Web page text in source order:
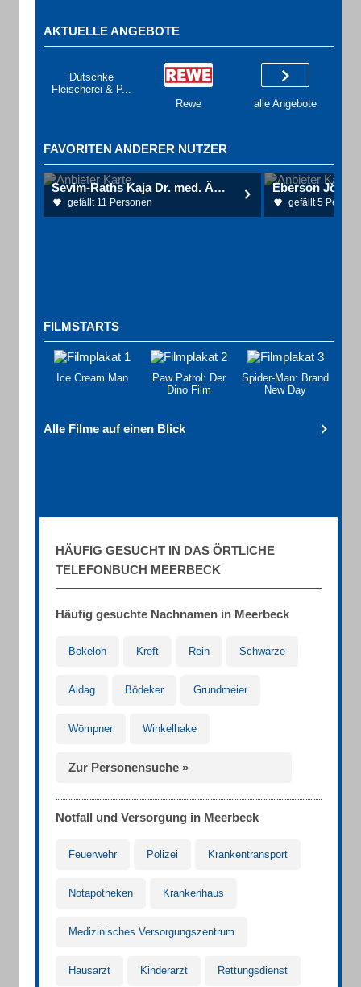
AKTUELLE ANGEBOTE
Dutschke
Fleischerei & P...
Rewe
alle Angebote
FAVORITEN ANDERER NUTZER
Sevim-Raths Kaja Dr. med. Ärztin für Physikalische und Rehabilitative Medizin
gefällt 11 Personen gefällt 5
FILMSTARTS
Ice Cream Man
Paw Patrol: Der
Dino Film
Spider-Man: Brand
New Day
Alle Filme auf einen Blick
HÄUFIG GESUCHT IN DAS ÖRTLICHE
TELEFONBUCH MEERBECK
Häufig gesuchte Nachnamen in Meerbeck
Bokeloh Kreft Rein Schwarze
Aldag Bödeker Grundmeier
Wömpner Winkelhake
Zur Personensuche »
Notfall und Versorgung in Meerbeck
Feuerwehr Polizei Krankentransport
Notapotheken Krankenhaus
Medizinisches Versorgungszentrum
Hausarzt Kinderarzt Rettungsdienst